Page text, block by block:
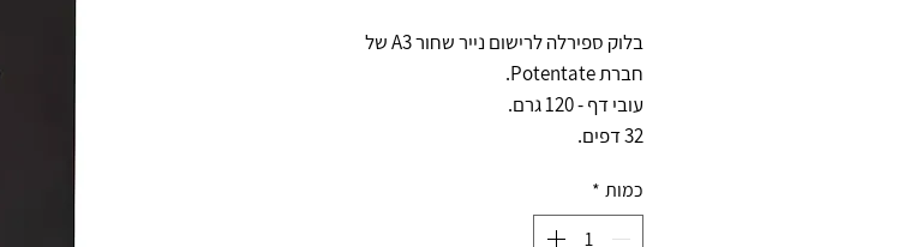
בלוק ספירלה לרישום נייר שחור A3 של
חברת Potentate.
עובי דף - 120 גרם.
32 דפים.
כמות *